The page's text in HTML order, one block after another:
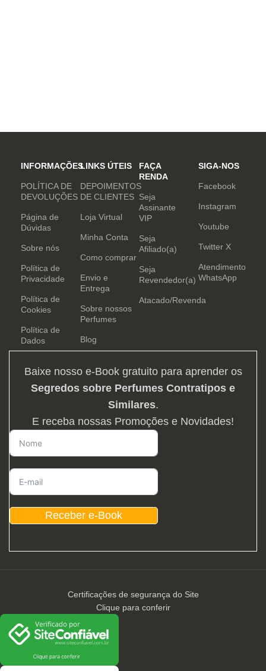
INFORMAÇÕES
POLÍTICA DE
DEVOLUÇÕES
Página de
Dúvidas
Sobre nós
Política de
Privacidade
Política de
Cookies
Política de
Dados
LINKS ÚTEIS
DEPOIMENTOS
DE CLIENTES
Loja Virtual
Minha Conta
Como comprar
Envio e
Entrega
Sobre nossos
Perfumes
Blog
FAÇA
RENDA
Seja
Assinante
VIP
Seja
Afiliado(a)
Seja
Revendedor(a)
Atacado/Revenda
SIGA-NOS
Facebook
Instagram
Youtube
Twitter X
Atendimento
WhatsApp
Baixe nosso e-Book gratuito para aprender os
Segredos sobre Perfumes Contratipos e
Similares.
E receba nossas Promoções e Novidades!
Receber e-Book
Certificações de segurança do Site
Clique para conferir